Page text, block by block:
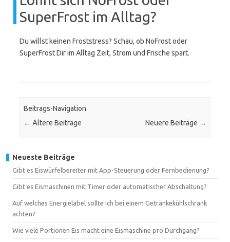
SuperFrost im Alltag?
Du willst keinen Froststress? Schau, ob NoFrost oder
SuperFrost Dir im Alltag Zeit, Strom und Frische spart.
Beitrags-Navigation
← Ältere Beiträge Neuere Beiträge →
Neueste Beiträge
Gibt es Eiswürfelbereiter mit App-Steuerung oder Fernbedienung?
Gibt es Eismaschinen mit Timer oder automatischer Abschaltung?
Auf welches Energielabel sollte ich bei einem Getränkekühlschrank
achten?
Wie viele Portionen Eis macht eine Eismaschine pro Durchgang?